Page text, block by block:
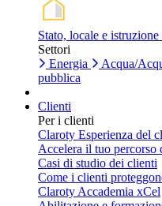
Stato, locale e
Settori
Energia
Acqua/
pubblica
Clienti
Per i clienti
Claroty Esperienza del
Accelera il tuo percorso
Casi di studio dei clienti
Come i clienti
Claroty Accademia xCel